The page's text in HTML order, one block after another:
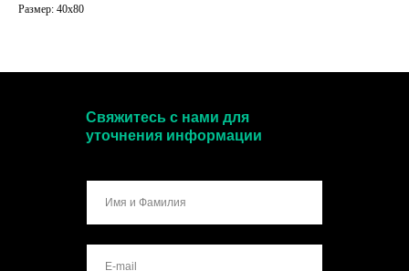
Размер: 40x80
Свяжитесь с нами для
уточнения информации